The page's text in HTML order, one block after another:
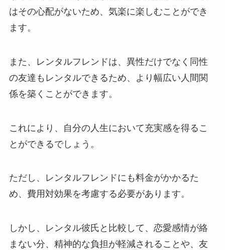
はその心配がないため、気楽に楽しむことができ
ます。
また、レンタルフレンドは、異性だけでなく同性
の友達もレンタルできるため、より幅広い人間関
係を築くことができます。
これにより、自分の人生において充実感を得るこ
とができるでしょう。
ただし、レンタルフレンドにも料金がかかるた
め、費用対効果を考慮する必要があります。
しかし、レンタル彼氏と比較して、恋愛感情が絡
まない分、精神的な負担が軽減されることや、友